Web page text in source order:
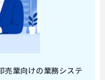
売業向けの業務システ